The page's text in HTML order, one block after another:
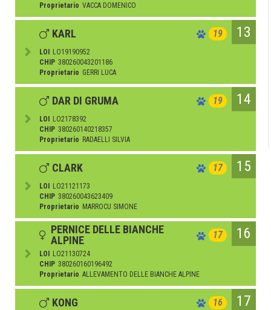
Proprietario VACCA DOMENICO
KARL 19 13
LOI
LO19190952
CHIP 380260043201186
Proprietario GERRI LUCA
DAR DI GRUMA 19 14
LOI
LO2178392
CHIP 380260140218357
Proprietario RADAELLI SILVIA
CLARK 17 15
LOI
LO21121173
CHIP 380260043623409
Proprietario MARROCU SIMONE
PERNICE DELLE BIANCHE
ALPINE
17 16
LOI
LO21130724
CHIP 380260160196492
Proprietario ALLEVAMENTO DELLE BIANCHE ALPINE
KONG 16 17